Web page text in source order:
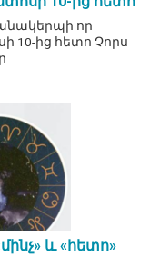
որ
10-ից հետո Չորս
և «հետո»